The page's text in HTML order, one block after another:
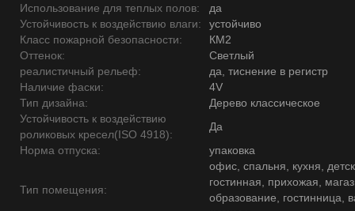
Использование для теплых полов:
да
Устойчивость к воздействию влаги:
устойчиво
Класс пожарной безопасности:
КМ2
Оттенок:
Светлый
реалистичный рельеф:
да, тиснение в регистр
Наличие фаски:
4V
Тип дизайна:
Дерево классическое
Устойчивость к воздействию
роликовых кресел(ISO 4918):
Да
Норма отпуска:
упаковка
Тип помещения:
офис, спальня, кухня,
гостинная, прихожая,
образование, гостинница,